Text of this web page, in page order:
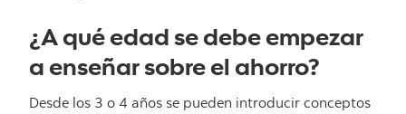
¿A qué edad se debe empezar
a enseñar sobre el ahorro?
Desde los 3 o 4 años se pueden introducir conceptos